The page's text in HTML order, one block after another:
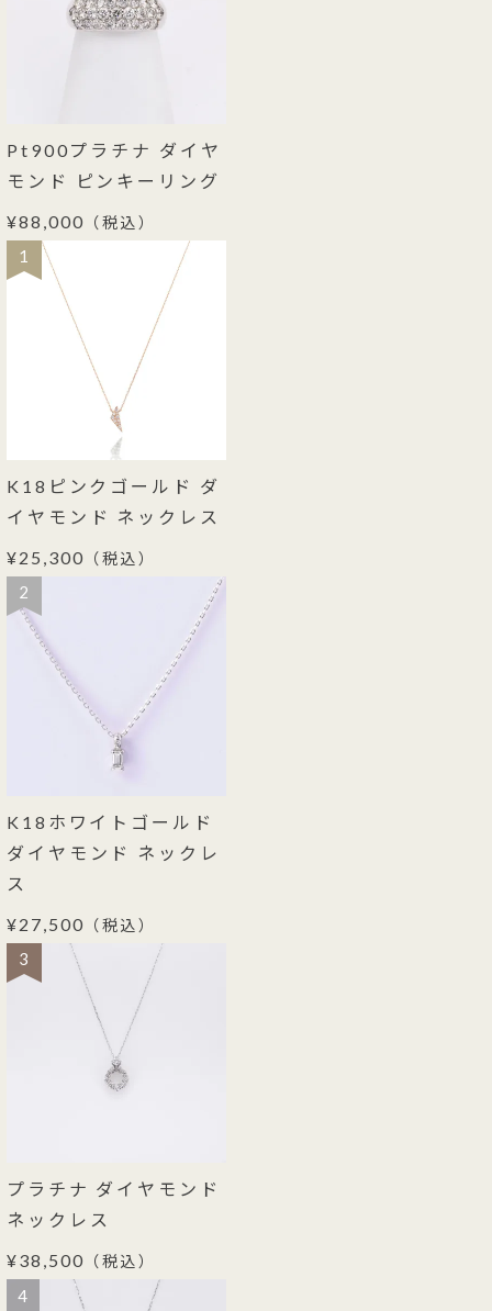
Pt900プラチナ ダイヤ
モンド ピンキーリング
¥88,000 （税込）
1
K18ピンクゴールド ダ
イヤモンド ネックレス
¥25,300 （税込）
2
K18ホワイトゴールド
ダイヤモンド ネックレ
ス
¥27,500 （税込）
3
プラチナ ダイヤモンド
ネックレス
¥38,500 （税込）
4